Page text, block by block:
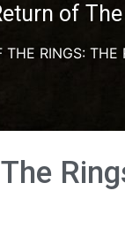
of
THE RINGS: THE